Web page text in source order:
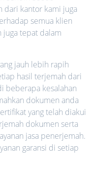
dari kantor kami juga
semua klien
juga tepat dalam
jauh lebih rapih
hasil terjemah dari
beberapa kesalahan
dokumen anda
yang telah diakui
dokumen serta
jasa penerjemah.
garansi di setiap